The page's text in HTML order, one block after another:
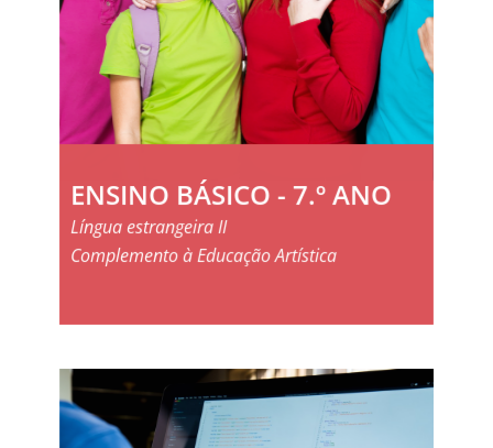
ENSINO BÁSICO - 7.º ANO
Língua estrangeira II
Complemento à Educação Artística